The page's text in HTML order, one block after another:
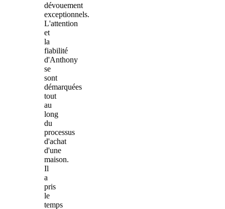
dévouement
exceptionnels.
L'attention
et
la
fiabilité
d'Anthony
se
sont
démarquées
tout
au
long
du
processus
d'achat
d'une
maison.
Il
a
pris
le
temps